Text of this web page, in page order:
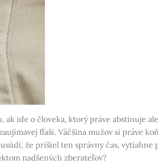
ide o človeka, ktorý práve abstinuje
fľaši. Väčšina mužov si práve
že prišiel ten správny čas, vytiahne
nadšených zberateľov?